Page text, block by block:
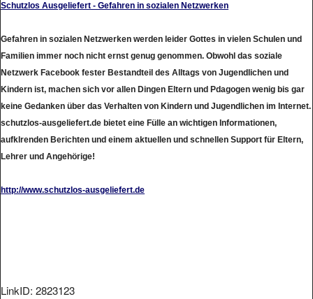
Schutzlos Ausgeliefert - Gefahren in sozialen Netzwerken
Gefahren in sozialen Netzwerken werden leider Gottes in vielen Schulen und
Familien immer noch nicht ernst genug genommen. Obwohl das soziale
Netzwerk Facebook fester Bestandteil des Alltags von Jugendlichen und
Kindern ist, machen sich vor allen Dingen Eltern und Pdagogen wenig bis gar
keine Gedanken über das Verhalten von Kindern und Jugendlichen im Internet.
schutzlos-ausgeliefert.de bietet eine Fülle an wichtigen Informationen,
aufklrenden Berichten und einem aktuellen und schnellen Support für Eltern,
Lehrer und Angehörige!
http://www.schutzlos-ausgeliefert.de
LinkID: 2823123